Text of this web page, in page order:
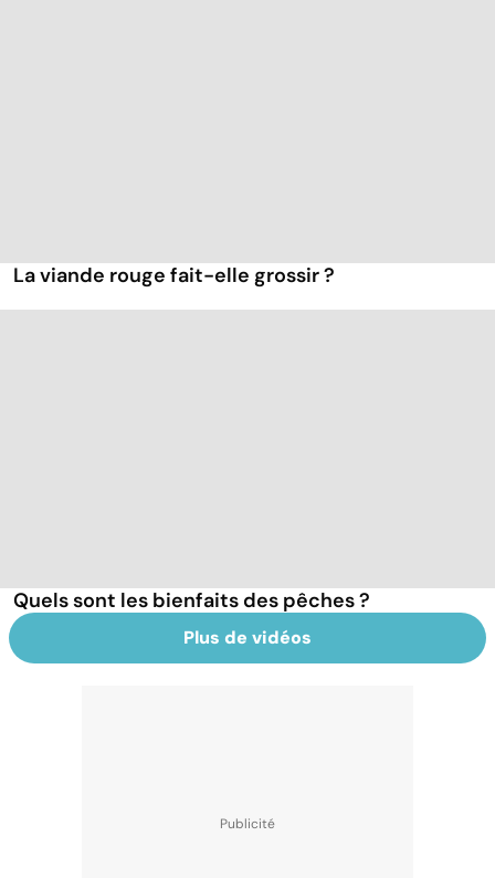
La viande rouge fait-elle grossir ?
Quels sont les bienfaits des pêches ?
Plus de vidéos